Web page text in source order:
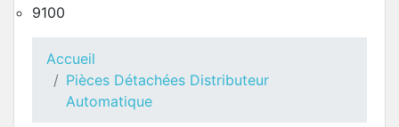
9100
Accueil
Pièces Détachées Distributeur
Automatique